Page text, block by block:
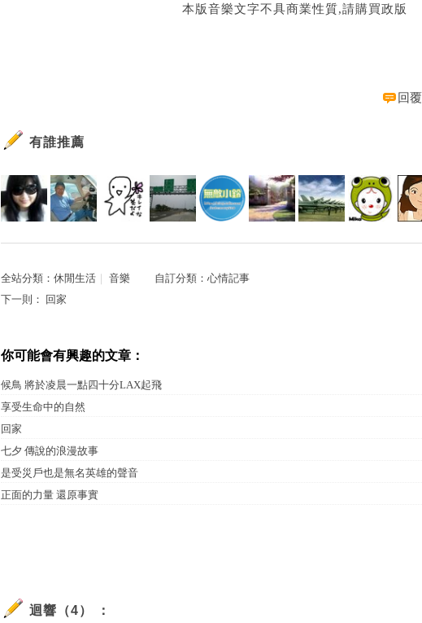
本版音樂文字不具商業性質,請購買政版
回覆
有誰推薦
全站分類： 休閒生活 音樂 自訂分類： 心情記事
下一則：
回家
你可能會有興趣的文章：
候鳥 將於凌晨一點四十分LAX起飛
享受生命中的自然
回家
七夕 傳說的浪漫故事
是受災戶也是無名英雄的聲音
正面的力量 還原事實
迴響（4） ：